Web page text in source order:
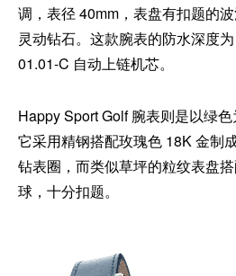
调，表径 40mm，表盘有扣题的
灵动钻石。这款腕表的防水深度
01.01-C 自动上链机芯。
Happy Sport Golf 腕表则是以绿色
它采用精钢搭配玫瑰色 18K 金制
钻表圈，而类似草坪的粒纹表盘
球，十分扣题。